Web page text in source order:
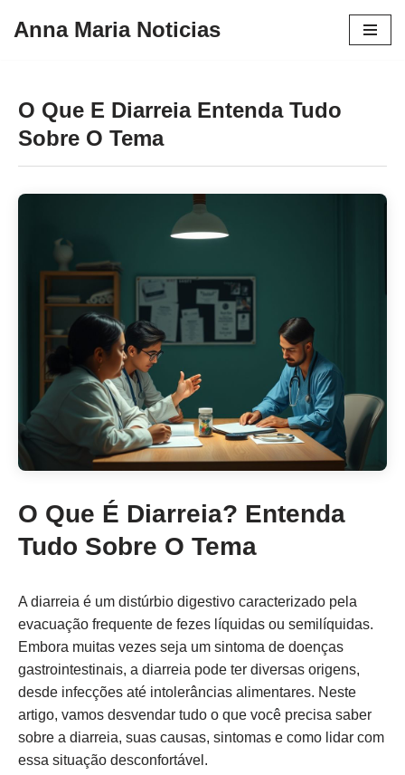
conteúdo
Anna Maria Noticias
O Que E Diarreia Entenda Tudo
Sobre O Tema
O Que É Diarreia? Entenda
Tudo Sobre O Tema
A diarreia é um distúrbio digestivo caracterizado pela
evacuação frequente de fezes líquidas ou semilíquidas.
Embora muitas vezes seja um sintoma de doenças
gastrointestinais, a diarreia pode ter diversas origens,
desde infecções até intolerâncias alimentares. Neste
artigo, vamos desvendar tudo o que você precisa saber
sobre a diarreia, suas causas, sintomas e como lidar com
essa situação desconfortável.